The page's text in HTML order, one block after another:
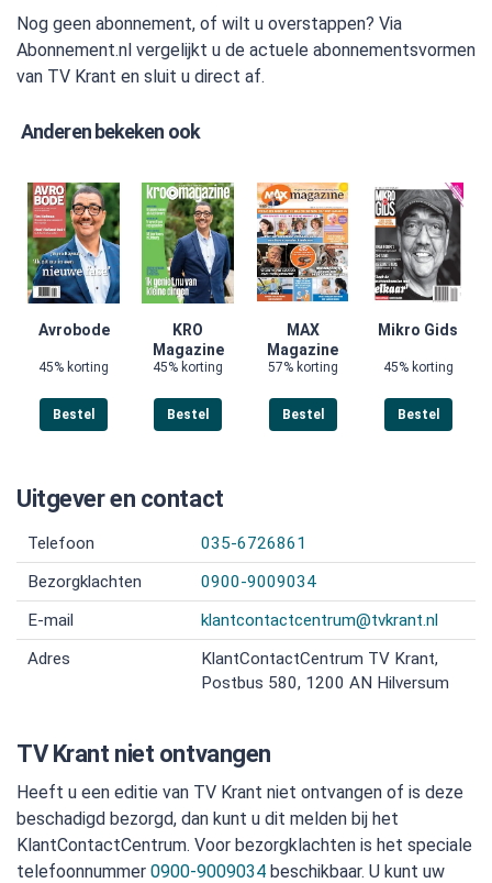
Nog geen abonnement, of wilt u overstappen? Via
Abonnement.nl vergelijkt u de actuele abonnementsvormen
van TV Krant en sluit u direct af.
Anderen bekeken ook
Avrobode
45% korting
Bestel
KRO
Magazine
45% korting
Bestel
MAX
Magazine
57% korting
Bestel
Mikro Gids
45% korting
Bestel
Uitgever en contact
Telefoon
035-6726861
Bezorgklachten
0900-9009034
E-mail
klantcontactcentrum@tvkrant.nl
Adres
KlantContactCentrum TV Krant,
Postbus 580, 1200 AN Hilversum
TV Krant niet ontvangen
Heeft u een editie van TV Krant niet ontvangen of is deze
beschadigd bezorgd, dan kunt u dit melden bij het
KlantContactCentrum. Voor bezorgklachten is het speciale
telefoonnummer 0900-9009034 beschikbaar. U kunt uw